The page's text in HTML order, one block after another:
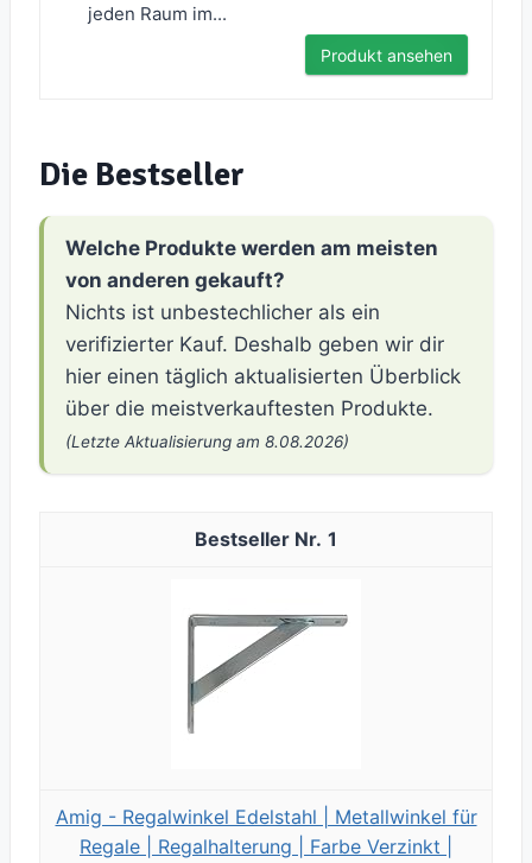
jeden Raum im...
Produkt ansehen
Die Bestseller
Welche Produkte werden am meisten
von anderen gekauft?
Nichts ist unbestechlicher als ein
verifizierter Kauf. Deshalb geben wir dir
hier einen täglich aktualisierten Überblick
über die meistverkauftesten Produkte.
(Letzte Aktualisierung am 8.08.2026)
1
Amig - Regalwinkel Edelstahl | Metallwinkel für
Regale | Regalhalterung | Farbe Verzinkt |